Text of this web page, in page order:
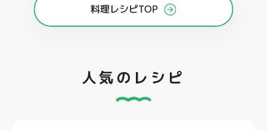
料理レシピTOP
人気のレシピ